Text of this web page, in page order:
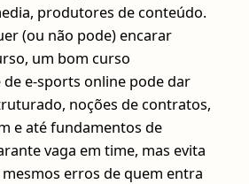
produtores de conteúdo.
(ou não pode) encarar
um bom curso
e-sports online pode dar
noções de contratos,
e até fundamentos de
vaga em time, mas evita
erros de quem entra